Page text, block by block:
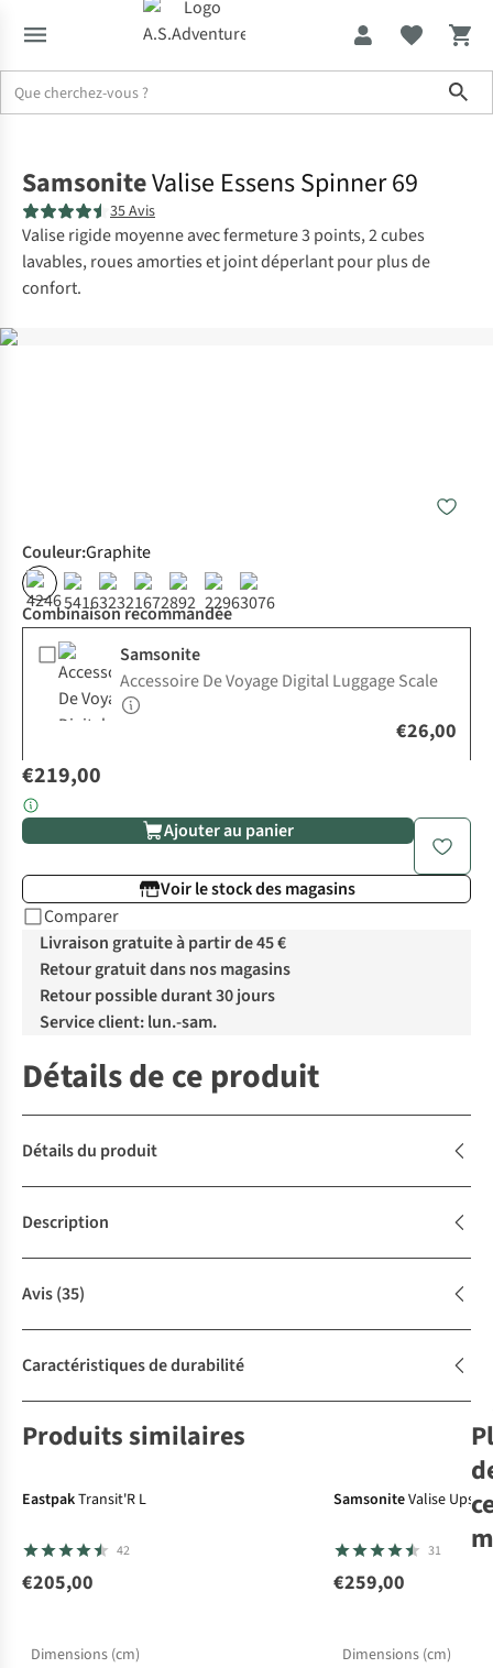
SamsoniteValise Essens Spinner 69
35 Avis
Valise rigide moyenne avec fermeture 3 points, 2 cubes
lavables, roues amorties et joint déperlant pour plus de
confort.
Couleur:Graphite
Combinaison recommandée
Samsonite
Accessoire De Voyage Digital Luggage Scale
€26,00
€219,00
Ajouter au panier
Voir le stock des magasins
Comparer
Livraison gratuite à partir de 45 €
Retour gratuit dans nos magasins
Retour possible durant 30 jours
Service client: lun.-sam.
Détails de ce produit
Détails du produit
Description
Avis(35)
Caractéristiques de durabilité
Produits similaires
EastpakTransit'R L
42
€205,00
Dimensions (cm)
SamsoniteValise
31
€259,00
Dimensions (cm)